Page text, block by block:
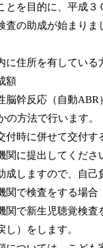
とを目的に、平成３
の助成が始まりま
住所を有している
額
幹反応（自動ABR
の方法で行います。
時に併せて交付す
に提出してくださ
しますので、自己
関で検査をする場合
で新生児聴覚検査
）をします。